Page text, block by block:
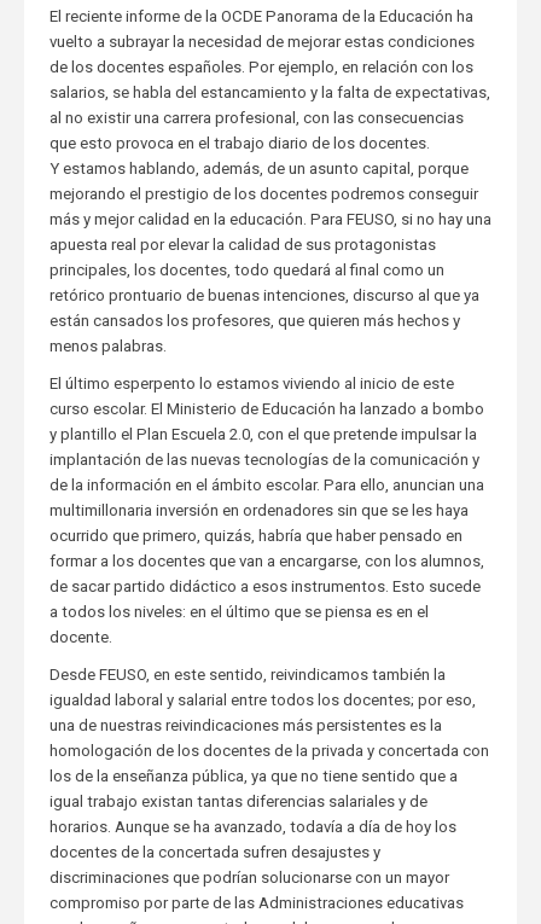
El reciente informe de la OCDE Panorama de la Educación ha
vuelto a subrayar la necesidad de mejorar estas condiciones
de los docentes españoles. Por ejemplo, en relación con los
salarios, se habla del estancamiento y la falta de expectativas,
al no existir una carrera profesional, con las consecuencias
que esto provoca en el trabajo diario de los docentes.
Y estamos hablando, además, de un asunto capital, porque
mejorando el prestigio de los docentes podremos conseguir
más y mejor calidad en la educación. Para FEUSO, si no hay una
apuesta real por elevar la calidad de sus protagonistas
principales, los docentes, todo quedará al final como un
retórico prontuario de buenas intenciones, discurso al que ya
están cansados los profesores, que quieren más hechos y
menos palabras.
El último esperpento lo estamos viviendo al inicio de este
curso escolar. El Ministerio de Educación ha lanzado a bombo
y plantillo el Plan Escuela 2.0, con el que pretende impulsar la
implantación de las nuevas tecnologías de la comunicación y
de la información en el ámbito escolar. Para ello, anuncian una
multimillonaria inversión en ordenadores sin que se les haya
ocurrido que primero, quizás, habría que haber pensado en
formar a los docentes que van a encargarse, con los alumnos,
de sacar partido didáctico a esos instrumentos. Esto sucede
a todos los niveles: en el último que se piensa es en el
docente.
Desde FEUSO, en este sentido, reivindicamos también la
igualdad laboral y salarial entre todos los docentes; por eso,
una de nuestras reivindicaciones más persistentes es la
homologación de los docentes de la privada y concertada con
los de la enseñanza pública, ya que no tiene sentido que a
igual trabajo existan tantas diferencias salariales y de
horarios. Aunque se ha avanzado, todavía a día de hoy los
docentes de la concertada sufren desajustes y
discriminaciones que podrían solucionarse con un mayor
compromiso por parte de las Administraciones educativas